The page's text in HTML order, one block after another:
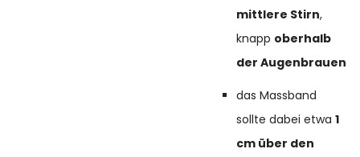
mittlere Stirn,
knapp oberhalb
der Augenbrauen
das Massband
sollte dabei etwa1
cm über den